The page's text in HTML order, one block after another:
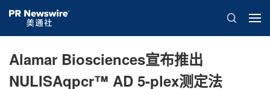
Alamar Biosciences宣布推出
NULISAqpcr™ AD 5-plex测定法